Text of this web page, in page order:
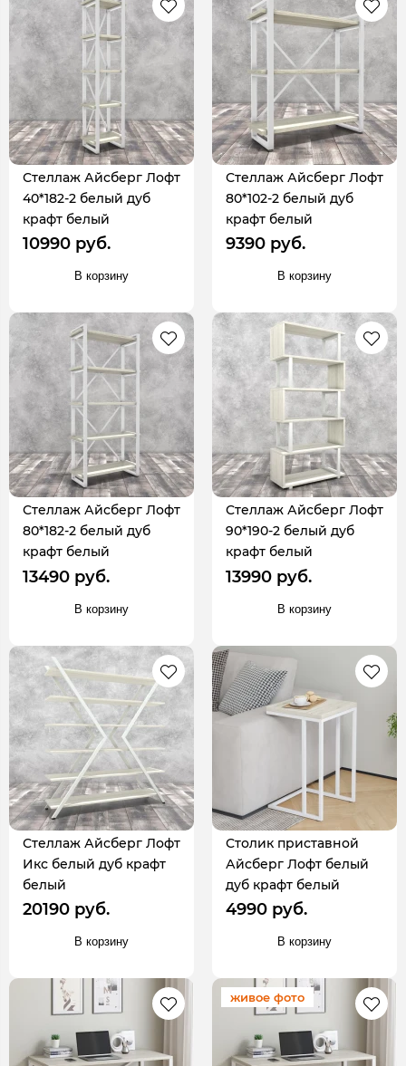
Стеллаж Айсберг Лофт
40*182-2 белый дуб
крафт белый
10990 руб.
В корзину
Стеллаж Айсберг Лофт
80*102-2 белый дуб
крафт белый
9390 руб.
В корзину
Стеллаж Айсберг Лофт
80*182-2 белый дуб
крафт белый
13490 руб.
В корзину
Стеллаж Айсберг Лофт
90*190-2 белый дуб
крафт белый
13990 руб.
В корзину
Стеллаж Айсберг Лофт
Икс белый дуб крафт
белый
20190 руб.
В корзину
Столик приставной
Айсберг Лофт белый
дуб крафт белый
4990 руб.
В корзину
живое фото